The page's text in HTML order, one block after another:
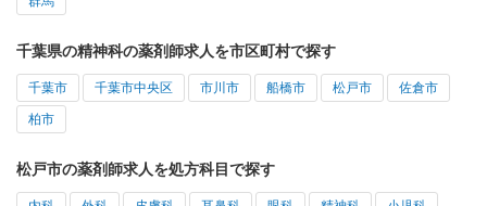
千葉県の精神科の薬剤師求人を市区町村で探す
千葉市 千葉市中央区 市川市 船橋市 松戸市 佐倉市
柏市
松戸市の薬剤師求人を処方科目で探す